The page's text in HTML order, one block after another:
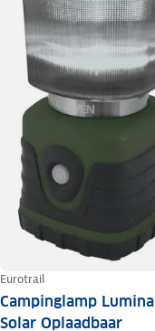
Eurotrail
Campinglamp Lumina
Solar Oplaadbaar